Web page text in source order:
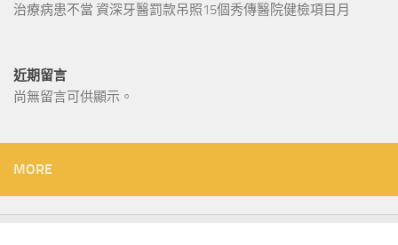
治療病患不當 資深牙醫罰款吊照15個秀傳醫院健檢項目月
近期留言
尚無留言可供顯示。
MORE